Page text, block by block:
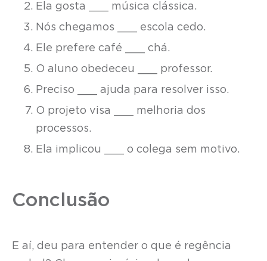
Ela gosta ___ música clássica.
Nós chegamos ___ escola cedo.
Ele prefere café ___ chá.
O aluno obedeceu ___ professor.
Preciso ___ ajuda para resolver isso.
O projeto visa ___ melhoria dos
processos.
Ela implicou ___ o colega sem motivo.
Conclusão
E aí, deu para entender o que é regência